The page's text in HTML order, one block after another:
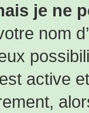
je ne
nom
active